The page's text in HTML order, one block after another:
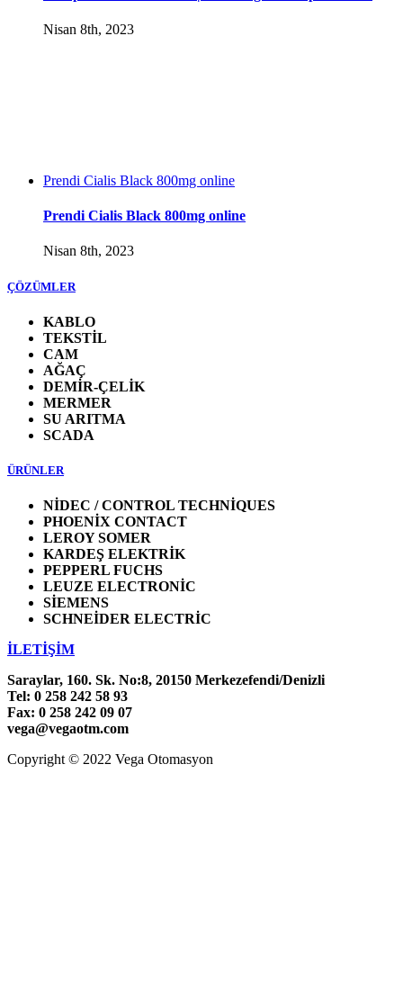
Nisan 8th, 2023
Prendi Cialis Black 800mg online
Prendi Cialis Black 800mg online
Nisan 8th, 2023
ÇÖZÜMLER
KABLO
TEKSTİL
CAM
AĞAÇ
DEMİR-ÇELİK
MERMER
SU ARITMA
SCADA
ÜRÜNLER
NİDEC / CONTROL TECHNİQUES
PHOENİX CONTACT
LEROY SOMER
KARDEŞ ELEKTRİK
PEPPERL FUCHS
LEUZE ELECTRONİC
SİEMENS
SCHNEİDER ELECTRİC
İLETİŞİM
Saraylar, 160. Sk. No:8, 20150 Merkezefendi/Denizli
Tel: 0 258 242 58 93
Fax: 0 258 242 09 07
vega@vegaotm.com
Copyright © 2022 Vega Otomasyon